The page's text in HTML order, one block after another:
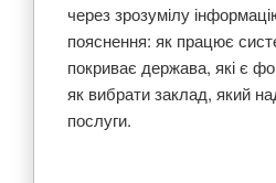
через зрозумілу
пояснення: як працює
покриває держава, які є
як вибрати заклад, який
послуги.